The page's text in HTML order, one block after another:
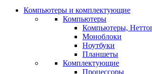
Компьютеры и комплектующие
Компьютеры
Компьютеры,
Моноблоки
Ноутбуки
Планшеты
Комплектующие
Процессоры